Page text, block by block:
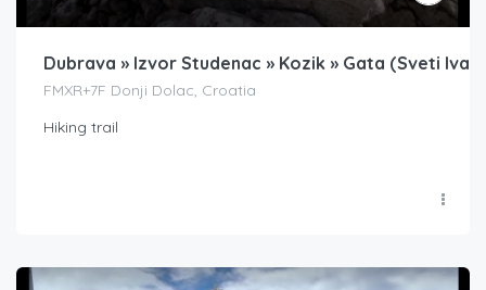
Dubrava » Izvor Studenac » Kozik » Gata (Sveti
FMXR+7F Donji Dolac, Croatia
Hiking trail